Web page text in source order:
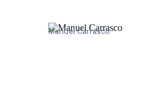
Manuel Carrasco